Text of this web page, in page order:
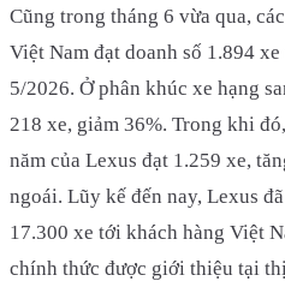
Cũng trong tháng 6 vừa qua,
Việt Nam đạt doanh số 1.894
5/2026. Ở phân khúc xe hạng
218 xe, giảm 36%. Trong khi
năm của Lexus đạt 1.259 xe,
ngoái. Lũy kế đến nay, Lexus
17.300 xe tới khách hàng Việt
chính thức được giới thiệu tại